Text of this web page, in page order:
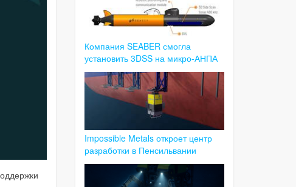
Компания SEABER смогла
установить 3DSS на микро-АНПА
Impossible Metals откроет центр
разработки в Пенсильвании